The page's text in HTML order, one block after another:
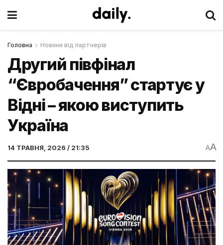
Головна Новини від партнерів
Другий півфінал
“Євробачення” стартує у
Відні – якою виступить
Україна
14 ТРАВНЯ, 2026 / 21:35 AA